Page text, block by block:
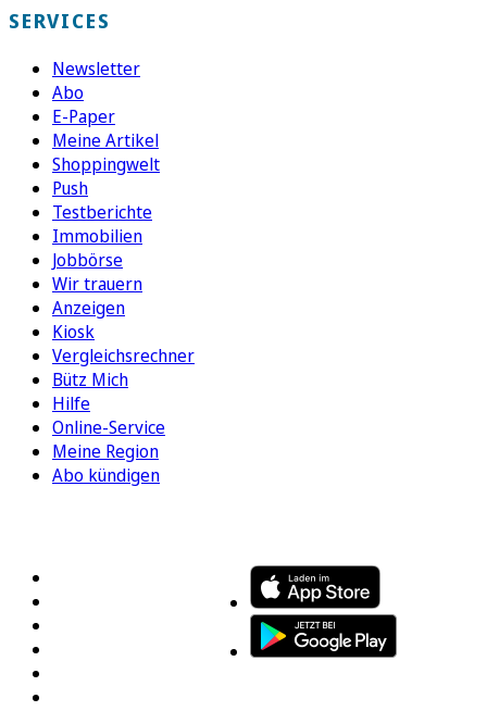
SERVICES
Newsletter
Abo
E-Paper
Meine Artikel
Shoppingwelt
Push
Testberichte
Immobilien
Jobbörse
Wir trauern
Anzeigen
Kiosk
Vergleichsrechner
Bütz Mich
Hilfe
Online-Service
Meine Region
Abo kündigen